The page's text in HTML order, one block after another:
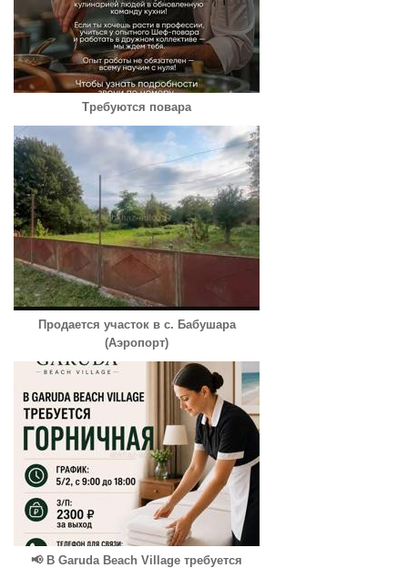
Требуются повара
Продается участок в с. Бабушара
(Аэропорт)
📢 В Garuda Beach Village требуется